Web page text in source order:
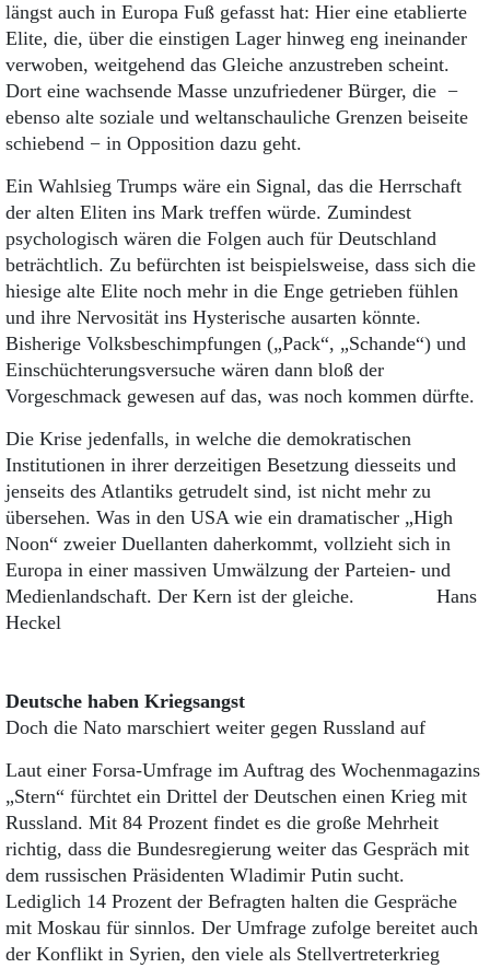
längst auch in Europa Fuß gefasst hat: Hier eine etablierte
Elite, die, über die einstigen Lager hinweg eng ineinander
verwoben, weitgehend das Gleiche anzustreben scheint.
Dort eine wachsende Masse unzufriedener Bürger, die −
ebenso alte soziale und weltanschauliche Grenzen beiseite
schiebend − in Opposition dazu geht.
Ein Wahlsieg Trumps wäre ein Signal, das die Herrschaft
der alten Eliten ins Mark treffen würde. Zumindest
psychologisch wären die Folgen auch für Deutschland
beträchtlich. Zu befürchten ist beispielsweise, dass sich die
hiesige alte Elite noch mehr in die Enge getrieben fühlen
und ihre Nervosität ins Hysterische ausarten könnte.
Bisherige Volksbeschimpfungen („Pack“, „Schande“) und
Einschüchterungsversuche wären dann bloß der
Vorgeschmack gewesen auf das, was noch kommen dürfte.
Die Krise jedenfalls, in welche die demokratischen
Institutionen in ihrer derzeitigen Besetzung diesseits und
jenseits des Atlantiks getrudelt sind, ist nicht mehr zu
übersehen. Was in den USA wie ein dramatischer „High
Noon“ zweier Duellanten daherkommt, vollzieht sich in
Europa in einer massiven Umwälzung der Parteien- und
Medienlandschaft. Der Kern ist der gleiche. Hans
Heckel
Deutsche haben Kriegsangst
Doch die Nato marschiert weiter gegen Russland auf
Laut einer Forsa-Umfrage im Auftrag des Wochenmagazins
„Stern“ fürchtet ein Drittel der Deutschen einen Krieg mit
Russland. Mit 84 Prozent findet es die große Mehrheit
richtig, dass die Bundesregierung weiter das Gespräch mit
dem russischen Präsidenten Wladimir Putin sucht.
Lediglich 14 Prozent der Befragten halten die Gespräche
mit Moskau für sinnlos. Der Umfrage zufolge bereitet auch
der Konflikt in Syrien, den viele als Stellvertreterkrieg